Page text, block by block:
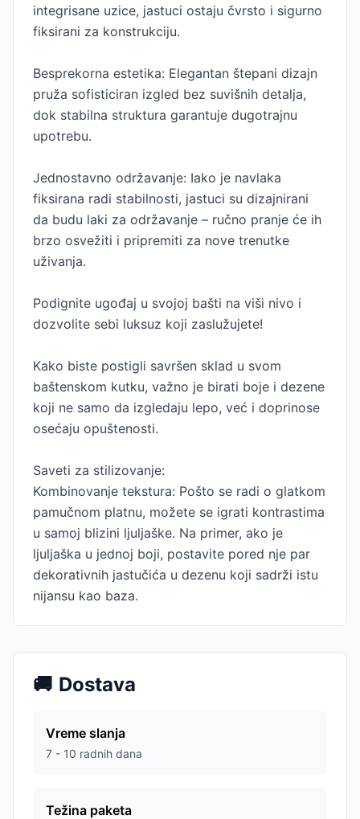
integrisane uzice, jastuci ostaju čvrsto i sigurno
fiksirani za konstrukciju.
Besprekorna estetika: Elegantan štepani dizajn
pruža sofisticiran izgled bez suvišnih detalja,
dok stabilna struktura garantuje dugotrajnu
upotrebu.
Jednostavno održavanje: Iako je navlaka
fiksirana radi stabilnosti, jastuci su dizajnirani
da budu laki za održavanje – ručno pranje će ih
brzo osvežiti i pripremiti za nove trenutke
uživanja.
Podignite ugođaj u svojoj bašti na viši nivo i
dozvolite sebi luksuz koji zaslužujete!
Kako biste postigli savršen sklad u svom
baštenskom kutku, važno je birati boje i dezene
koji ne samo da izgledaju lepo, već i doprinose
osećaju opuštenosti.
Saveti za stilizovanje:
Kombinovanje tekstura: Pošto se radi o glatkom
pamučnom platnu, možete se igrati kontrastima
u samoj blizini ljuljaške. Na primer, ako je
ljuljaška u jednoj boji, postavite pored nje par
dekorativnih jastučića u dezenu koji sadrži istu
nijansu kao baza.
🚚 Dostava
Vreme slanja
7 - 10 radnih dana
Težina paketa